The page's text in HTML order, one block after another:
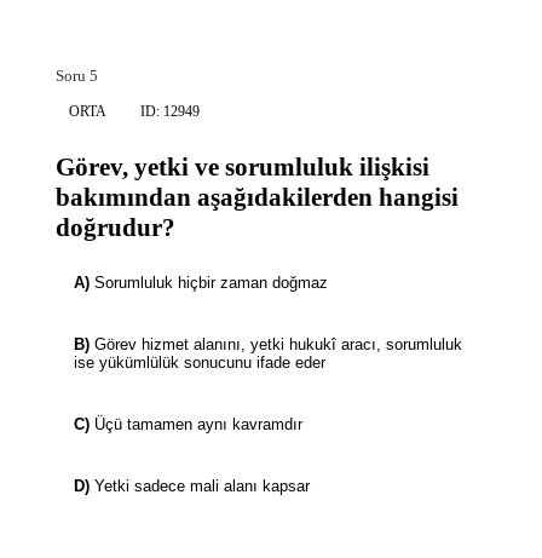
Soru 5
ORTA ID: 12949
Görev, yetki ve sorumluluk ilişkisi
bakımından aşağıdakilerden hangisi
doğrudur?
A) Sorumluluk hiçbir zaman doğmaz
B)
ise yükümlülük sonucunu ifade eder
C) Üçü tamamen aynı kavramdır
D) Yetki sadece mali alanı kapsar